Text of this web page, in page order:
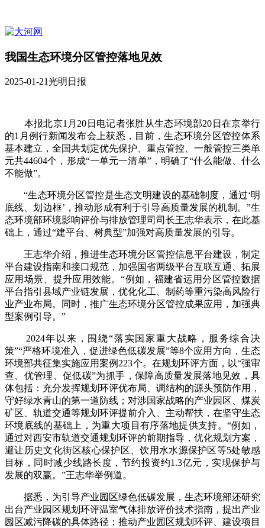
我国生态环境分区管控落地见效
2025-01-21光明日报
本报北京1月20日电记者张胜从生态环境部20日在京举行
的1月例行新闻发布会上获悉，目前，生态环境分区管控体系
基本建立，全国共划定优先保护、重点管控、一般管控三类单
元共44604个，形成“一单元一清单”，明确了“什么能做、什么
不能做”。
“生态环境分区管控是生态文明建设的基础制度，通过‘明
底线、划边框’，推动形成有利于引导高质量发展的机制。”生
态环境部环境影响评价与排放管理司司长王志华表示，在此基
础上，通过“建平台、树典型”加强对高质量发展的引导。
王志华介绍，推进生态环境分区管控信息平台建设，制定
平台建设指南和接口规范，加强国省两级平台互联互通、拓展
应用场景、提升应用效能。“例如，福建省运用分区管控数据
平台指引县域产业链发展，优化化工、制药等重污染高风险行
业产业布局。同时，推广生态环境分区管控成果应用，加强典
型案例引导。”
2024年以来，围绕“落实国家重大战略，服务综合决
策”“严格环境准入，促进绿色低碳发展”等8个应用方向，生态
环境部共征集实施应用案例223个。在规划环评方面，以“强审
查、优管理、促低碳”为抓手，保障高质量发展落地见效，具
体包括：充分发挥规划环评优布局、调结构的源头预防作用，
守好绿水青山的第一道防线；对涉国家战略的产业园区、煤炭
矿区、轨道交通等规划环评提前介入、主动帮扶，在坚守生态
环境底线的基础上，为重大项目有序落地提供支持。“例如，
通过对西安市轨道交通规划环评的前期指导，优化规划方案，
避让历史文化街区核心保护区、饮用水水源保护区等5处敏感
目标，同时减少线路长度，节约投资约1.3亿元，实现保护与
发展的双赢。”王志华举例道。
据悉，为引导产业园区绿色低碳发展，生态环境部还研究
出台产业园区规划环评温室气体排放评价技术指南，提出产业
园区减污降碳的具体路径；推动产业园区规划环评、建设项目